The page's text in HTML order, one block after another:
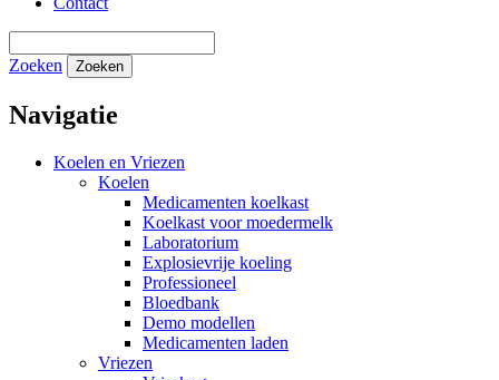
Zoeken Zoeken
Navigatie
Koelen en Vriezen
Koelen
Medicamenten koelkast
Koelkast voor moedermelk
Laboratorium
Explosievrije koeling
Professioneel
Bloedbank
Demo modellen
Medicamenten laden
Vriezen